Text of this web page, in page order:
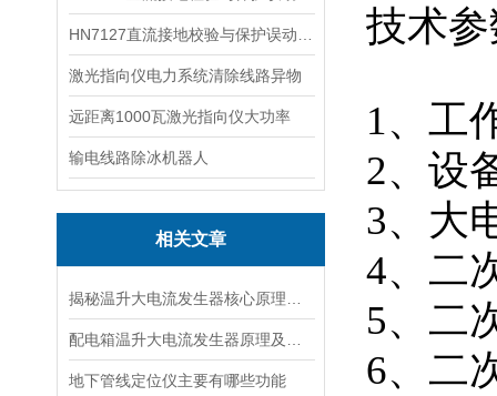
激光指向仪电力系统清除线路异物
远距离1000瓦激光指向仪大功率
输电线路除冰机器人
相关文章
地下管线定位仪主要有哪些功能
技术
1、工
2、设
3、大
4、二
5、二
6、二